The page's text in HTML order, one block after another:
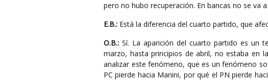
pero no hubo recuperación. En bancas no se va
E.B.: Está la diferencia del cuarto partido, que
O.B.: Sí. La aparición del cuarto partido es un
marzo, hasta principios de abril, no estaba en
analizar este fenómeno, que es un fenómeno
PC pierde hacia Manini, por qué el PN pierde